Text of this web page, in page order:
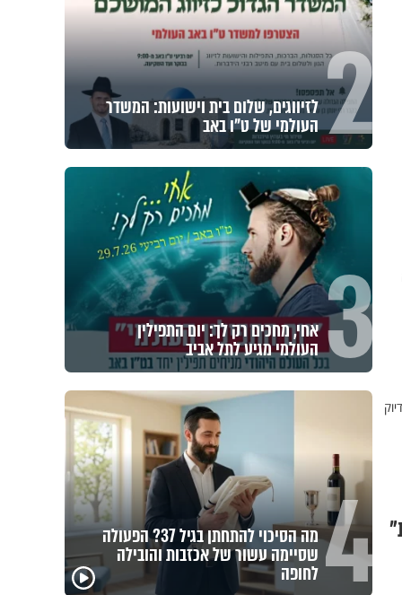
2 לזיווגים, שלום בית וישועות: המשדר
העולמי של ט"ו באב
3 אחי, מחכים רק לך: יום התפילין
העולמי מגיע לתל אביב
4 מה הסיכוי להתחתן בגיל 37? הפעולה
שסיימה עשור של אכזבות והובילה
לחופה